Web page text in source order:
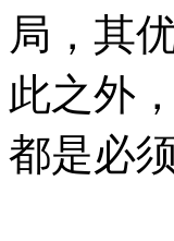
局，其
此之外
都是必